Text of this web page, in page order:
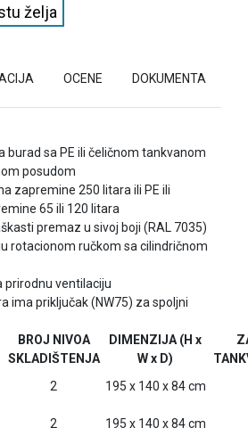
želja
OCENE DOKUMENTA
burad sa PE ili čeličnom tankvanom
posudom
zapremine 250 litara ili PE ili
65 ili 120 litara
premaz u sivoj boji (RAL 7035)
rotacionom ručkom sa cilindričnom
prirodnu ventilaciju
ima priključak (NW75) za spoljni
BROJ NIVOA
SKLADIŠTENJA
DIMENZIJA (H x
W x D)
2
195 x 140 x 84 cm
2
195 x 140 x 84 cm